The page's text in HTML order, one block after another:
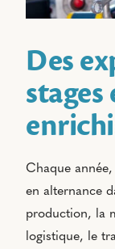
Des
stages
Chaque
en alternance
production, la
logistique, le